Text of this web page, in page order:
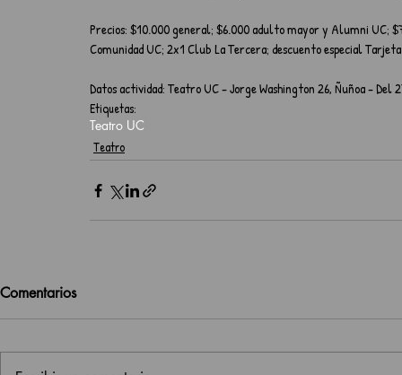
Precios: $10.000 general; $6.000 adulto mayor y Alumni UC;
Comunidad UC; 2x1 Club La Tercera; descuento especial
Datos actividad: Teatro UC - Jorge Washington 26, Ñuñoa - Del
Etiquetas:
Teatro UC
Teatro
Comentarios